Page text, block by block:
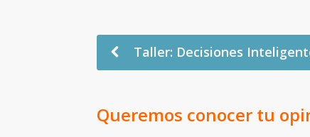
Taller: Decisiones
Queremos conocer tu